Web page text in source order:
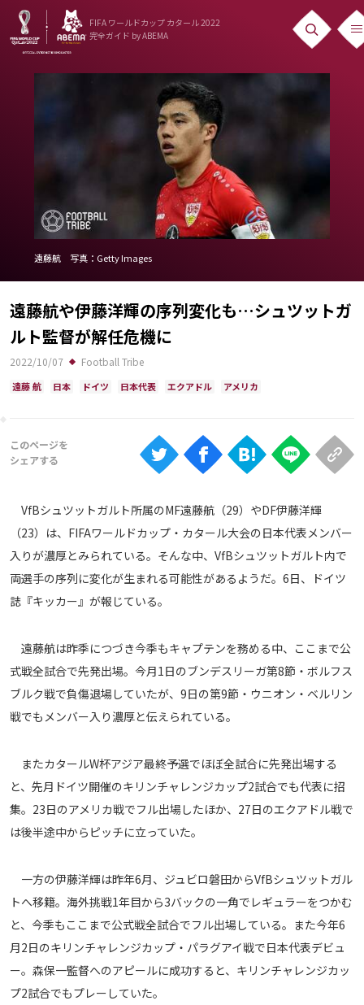
FIFA ワールドカップ カタール 2022
完全ガイド by ABEMA
日本代表
日程・結果
Schedule
ランキング
About
ABEMAの視聴について
iOS Apps
Android
TV
遠藤航 写真：Getty Images
遠藤航や伊藤洋輝の序列変化も…シュツットガ
ルト監督が解任危機に
2022/10/07 Football Tribe
遠藤 航 日本 ドイツ 日本代表 エクアドル アメリカ
VfBシュツットガルト所属のMF遠藤航（29）やDF伊藤洋輝
（23）は、FIFAワールドカップ・カタール大会の日本代表メンバー
入りが濃厚とみられている。そんな中、VfBシュツットガルト内で
両選手の序列に変化が生まれる可能性があるようだ。6日、ドイツ
誌『キッカー』が報じている。
遠藤航は昨季につづき今季もキャプテンを務める中、ここまで公
式戦全試合で先発出場。今月1日のブンデスリーガ第8節・ボルフス
ブルク戦で負傷退場していたが、9日の第9節・ウニオン・ベルリン
戦でもメンバー入り濃厚と伝えられている。
またカタールW杯アジア最終予選でほぼ全試合に先発出場する
と、先月ドイツ開催のキリンチャレンジカップ2試合でも代表に招
集。23日のアメリカ戦でフル出場したほか、27日のエクアドル戦で
は後半途中からピッチに立っていた。
一方の伊藤洋輝は昨年6月、ジュビロ磐田からVfBシュツットガル
トへ移籍。海外挑戦1年目から3バックの一角でレギュラーをつかむ
と、今季もここまで公式戦全試合でフル出場している。また今年6
月2日のキリンチャレンジカップ・パラグアイ戦で日本代表デビュ
ー。森保一監督へのアピールに成功すると、キリンチャレンジカッ
プ2試合でもプレーしていた。